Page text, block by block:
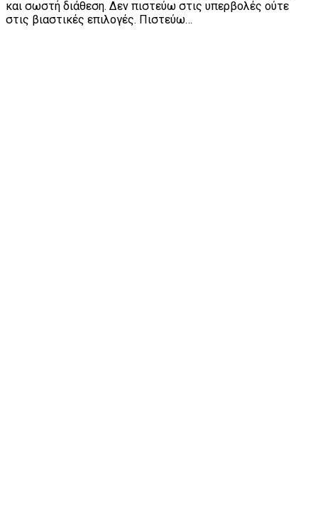
και σωστή διάθεση. Δεν πιστεύω στις υπερβολές ούτε
στις βιαστικές επιλογές. Πιστεύω…